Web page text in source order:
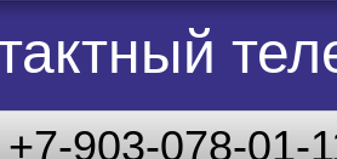
+7-903-078-01-